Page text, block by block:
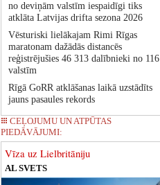
no deviņām valstīm iespaidīgi tiks
atklāta Latvijas drifta sezona 2026
Vēsturiski lielākajam Rimi Rīgas
maratonam dažādās distancēs
reģistrējušies 46 313 dalībnieki no 116
valstīm
Rīgā GoRR atklāšanas laikā uzstādīts
jauns pasaules rekords
CEĻOJUMU UN ATPŪTAS
PIEDĀVĀJUMI:
Vīza uz Lielbritāniju
AL SVETS